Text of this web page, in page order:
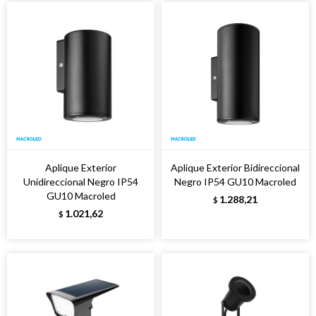
Aplique Exterior
Unidireccional Negro IP54
GU10 Macroled
$ 1.021,62
Aplique Exterior Bidireccional
Negro IP54 GU10 Macroled
$ 1.288,21